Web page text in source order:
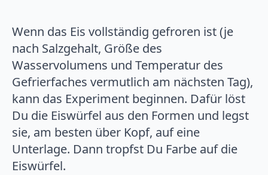
Wenn das Eis vollständig gefroren ist (je
nach Salzgehalt, Größe des
Wasservolumens und Temperatur des
Gefrierfaches vermutlich am nächsten Tag),
kann das Experiment beginnen. Dafür löst
Du die Eiswürfel aus den Formen und legst
sie, am besten über Kopf, auf eine
Unterlage. Dann tropfst Du Farbe auf die
Eiswürfel.